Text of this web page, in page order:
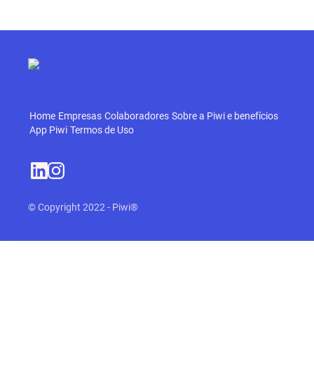
Home Empresas Colaboradores Sobre a Piwi e benefícios
App Piwi Termos de Uso
© Copyright 2022 - Piwi®